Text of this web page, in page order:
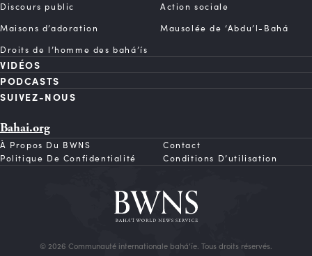
Discours public
Action sociale
Maisons d’adoration
Mausolée de ‘Abdu’l-Bahá
Droits de l’homme des bahá’ís
VIDÉOS
PODCASTS
SUIVEZ-NOUS
Bahai.org
À Propos Du BWNS
Contact
Politique De Confidentialité
Conditions D’utilisation
© 2026 Communauté internationale bahá’íe. Tous droits réservés.